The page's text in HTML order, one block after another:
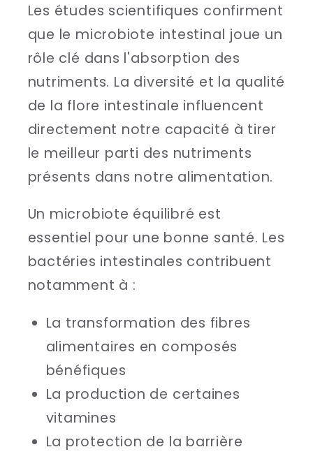
Les études scientifiques confirment
que le microbiote intestinal joue un
rôle clé dans l'absorption des
nutriments. La diversité et la qualité
de la flore intestinale influencent
directement notre capacité à tirer
le meilleur parti des nutriments
présents dans notre alimentation.
Un microbiote équilibré est
essentiel pour une bonne santé. Les
bactéries intestinales contribuent
notamment à :
La transformation des fibres
alimentaires en composés
bénéfiques
La production de certaines
vitamines
La protection de la barrière